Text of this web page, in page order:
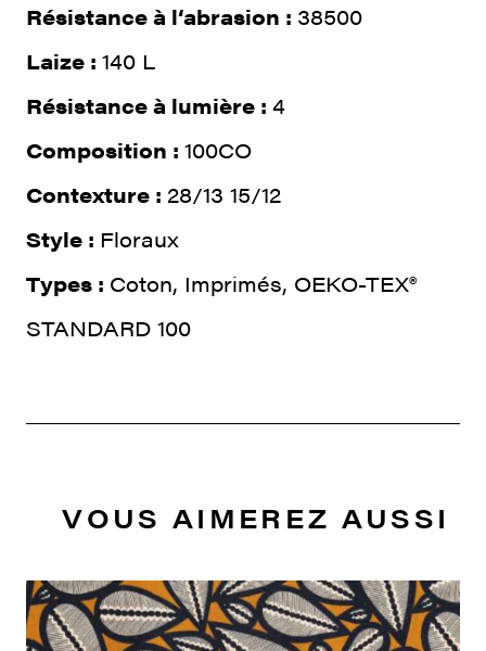
Résistance à l‘abrasion : 38500
Laize : 140 L
Résistance à lumière : 4
Composition : 100CO
Contexture : 28/13 15/12
Style : Floraux
Types : Coton, Imprimés, OEKO-TEX®
STANDARD 100
VOUS AIMEREZ AUSSI